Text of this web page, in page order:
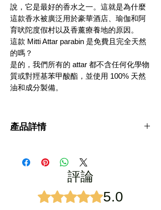
說，它是最好的香水之一。這就是為什麼
這款香水被廣泛用於豪華酒店、瑜伽和阿
育吠陀度假村以及香薰療養地的原因。
這款 Mitti Attar parabin 是免費且完全天然
的嗎？
是的，我們所有的 attar 都不含任何化學物
質或對羥基苯甲酸酯，並使用 100% 天然
油和成分製備。
產品詳情
塔爾、泥阿塔爾
： Kannauj 的傳統 attar 水蒸餾
（Deg & Bhapka 方法）
部分植物蒸餾： 烤土和心材。
: 印度
評論
評等為 5（最高為 5 顆星）。
5.0